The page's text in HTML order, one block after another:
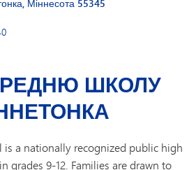
Міннесота 55345
ШКОЛУ
a nationally recognized public high
grades 9-12. Families are drawn to